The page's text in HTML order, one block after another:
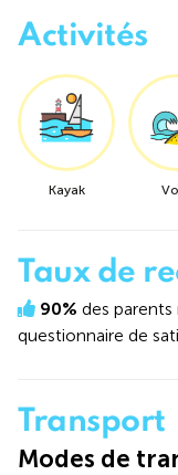
Activités
Kayak
Taux de
90% des
questionnaire de
Transport
Modes de